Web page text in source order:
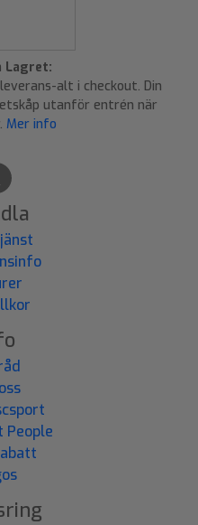
Lagret:
alt i checkout. Din
utanför entrén när
Mer info
People